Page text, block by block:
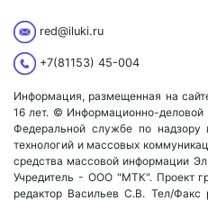
red@iluki.ru
+7(81153) 45-004
Информация, размещенная на
16 лет. © Информационно-деловой
Федеральной службе по
технологий и массовых
средства массовой информации
Учредитель - ООО "МТК". Проект
редактор Васильев С.В. Тел/Факс